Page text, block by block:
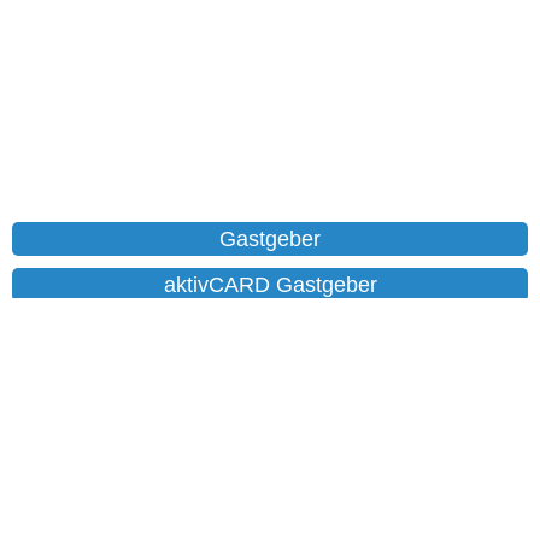
Gastgeber
aktivCARD Gastgeber